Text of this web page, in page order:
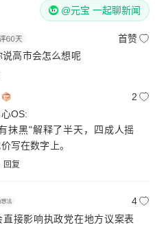
@元宝 一起聊新闻
首赞
高市会怎么想呢
2
OS:
抹黑"解释了半天，四成人摇
写在数字上。
回复
4
接影响执政党在地方议案表